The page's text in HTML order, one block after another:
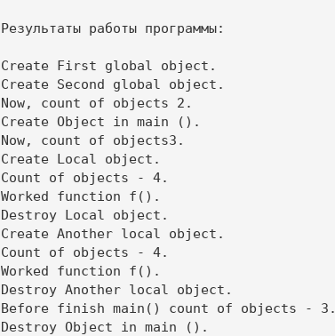
Результаты работы программы:
Create First global object.
Create Second global object.
Now, count of objects 2.
Create Object in main ().
Now, count of objects3.
Create Local object.
Count of objects - 4.
Worked function f().
Destroy Local object.
Create Another local object.
Count of objects - 4.
Worked function f().
Destroy Another local object.
Before finish main() count of objects - 3.
Destroy Object in main ().